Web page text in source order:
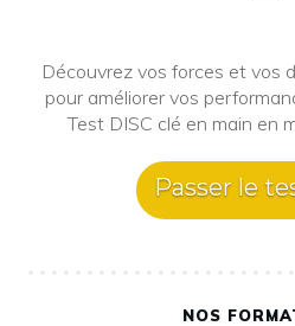
Découvrez vos forces et vos
pour améliorer vos
Test DISC clé en main en
Passer le
NOS